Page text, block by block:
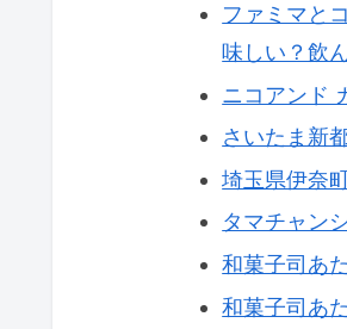
ファミマと
味しい？飲
ニコアンド
さいたま新
埼玉県伊奈
タマチャン
和菓子司あ
和菓子司あ